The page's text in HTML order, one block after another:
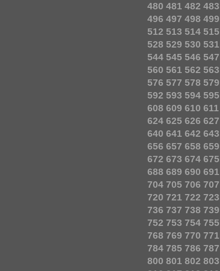
480 481 482 483
496 497 498 499
512 513 514 515
528 529 530 531
544 545 546 547
560 561 562 563
576 577 578 579
592 593 594 595
608 609 610 611
624 625 626 627
640 641 642 643
656 657 658 659
672 673 674 675
688 689 690 691
704 705 706 707
720 721 722 723
736 737 738 739
752 753 754 755
768 769 770 771
784 785 786 787
800 801 802 803